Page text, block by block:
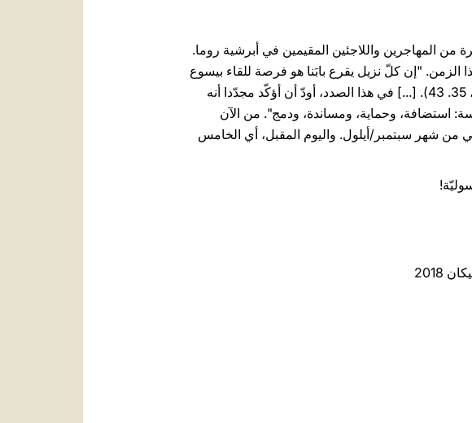
من المهاجرين واللاجئين المقيمين في أبرشية روما.
الزمن. "إن كلّ نزيل يقرع بابَنا هو فرصة للقاء بيسوع
المسيح، الذي يتماثل مع النزيل الذي يُستضاف أو يُرفَض، في أيّ زمن كان (را. متى 25، 35. 43). [...] في هذا الصدد، أودّ أن أؤكّد مجدّدا أنه
استضافة، وحماية، ومساندة، ودمج". من الآن
من شهر سبتمبر/أيلول. واليوم المقبل، أي الخامس